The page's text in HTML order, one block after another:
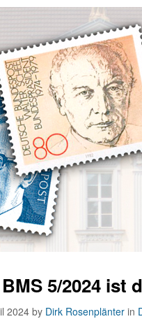
5/2024 ist
2024 by Dirk Rosenplänter in